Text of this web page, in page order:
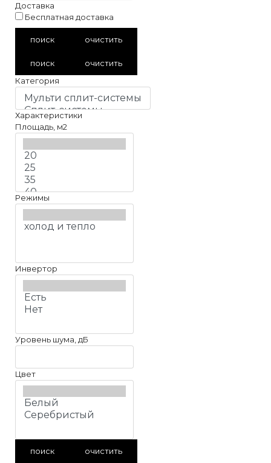
Доставка
Бесплатная доставка
поиск очистить
поиск
очистить
Категория
Характеристики
Площадь, м2
Режимы
Инвертор
Уровень шума, дБ
Цвет
поиск очистить